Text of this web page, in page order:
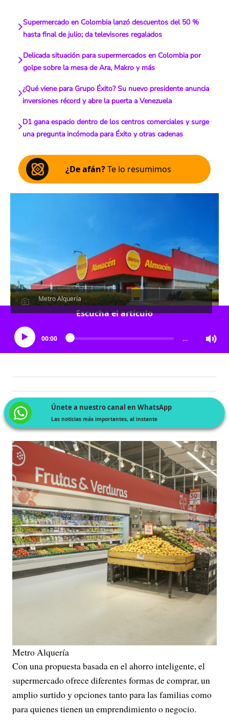
Supermercado en Colombia lanzó descuentos del 50 %
hasta final de julio; da televisores regalados
Delicada situación para supermercados en Colombia por
golpe sobre la mesa de Ara, Makro y más
¿Qué viene para Grupo Éxito? Su nuevo presidente anuncia
inversiones récord y abre la puerta a Venezuela
D1 gana espacio dentro de los centros comerciales y surge
una pregunta incómoda para Éxito y otras cadenas
¿De afán?Te lo resumimos
Metro Alquería
Escucha el artículo
00:00 …
Únete a nuestro canal en WhatsApp
Las noticias más importantes, al instante
Metro Alquería
Con una propuesta basada en el ahorro inteligente, el
supermercado ofrece diferentes formas de comprar, un
amplio surtido y opciones tanto para las familias como
para quienes tienen un emprendimiento o negocio.